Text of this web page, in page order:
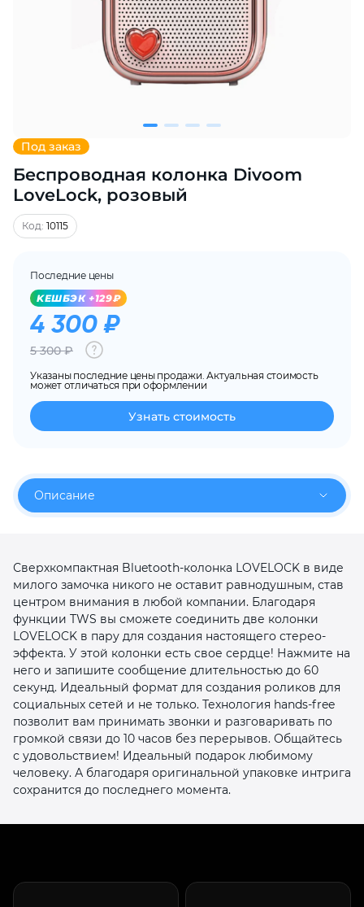
Под заказ
Беспроводная колонка Divoom
LoveLock, розовый
Код: 10115
Последние цены
KЕШБЭК +129₽
4 300 ₽
5 300 ₽
Указаны последние цены продажи. Актуальная стоимость
может отличаться при оформлении
Узнать стоимость
Описание
Сверхкомпактная Bluetooth-колонка LOVELOCK в виде
милого замочка никого не оставит равнодушным, став
центром внимания в любой компании. Благодаря
функции TWS вы сможете соединить две колонки
LOVELOCK в пару для создания настоящего стерео-
эффекта. У этой колонки есть свое сердце! Нажмите на
него и запишите сообщение длительностью до 60
секунд. Идеальный формат для создания роликов для
социальных сетей и не только. Технология hands-free
позволит вам принимать звонки и разговаривать по
громкой связи до 10 часов без перерывов. Общайтесь
с удовольствием! Идеальный подарок любимому
человеку. А благодаря оригинальной упаковке интрига
сохранится до последнего момента.
Добавляйте товары
в корзину
% картой любого банка
Получайте товар
выбранный способом
по25%каждые 2 недели
Подробнее
об оплате Плайтом
раз в 2
plait.ru